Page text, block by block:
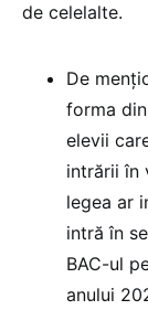
de celelalte.
De
forma
elevii
intrării în
legea ar
intră în
BAC-ul
anului